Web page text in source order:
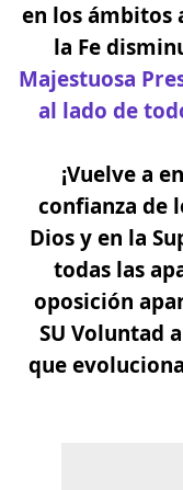
en los ámbitos
la Fe
Majestuosa
al lado de
¡Vuelve a
confianza de
Dios y en la
todas las
oposición
SU Voluntad
que